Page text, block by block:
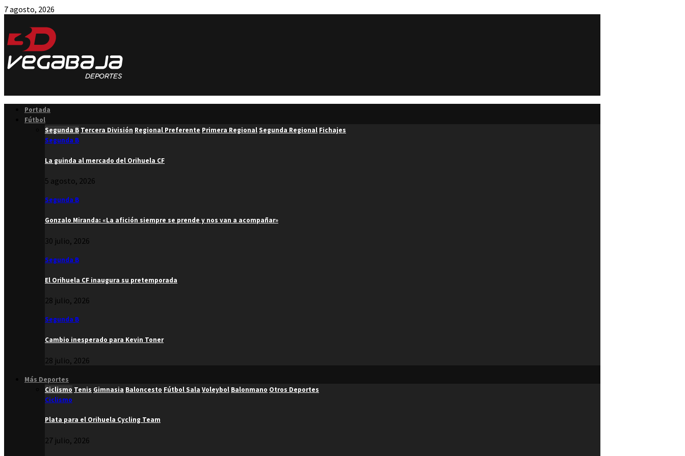
7 agosto, 2026
Portada
Fútbol
Segunda B Tercera División Regional Preferente Primera RegionalSegunda Regional Fichajes
Segunda B
La guinda al mercado del Orihuela CF
5 agosto, 2026
Segunda B
Gonzalo Miranda: «La afición siempre se prende y nos van a acompañar»
30 julio, 2026
Segunda B
El Orihuela CF inaugura su pretemporada
28 julio, 2026
Segunda B
Cambio inesperado para Kevin Toner
28 julio, 2026
Más Deportes
Ciclismo Tenis Gimnasia Baloncesto Fútbol Sala Voleybol Balonmano Otros Deportes
Ciclismo
Plata para el Orihuela Cycling Team
27 julio, 2026